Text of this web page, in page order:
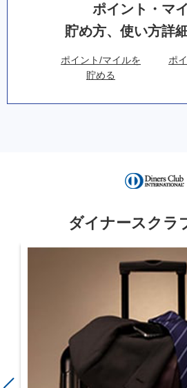
ポイント・マ
貯め方、使い方詳
ポイント/マイルを
貯める
ポ
ダイナースクラ